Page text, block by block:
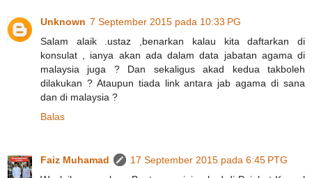
Unknown 7 September 2015 pada 10:33 PG
Salam alaik .ustaz ,benarkan kalau kita daftarkan di
konsulat , ianya akan ada dalam data jabatan agama di
malaysia juga ? Dan sekaligus akad kedua takboleh
dilakukan ? Ataupun tiada link antara jab agama di sana
dan di malaysia ?
Balas
Faiz Muhamad
17 September 2015 pada 6:45 PTG